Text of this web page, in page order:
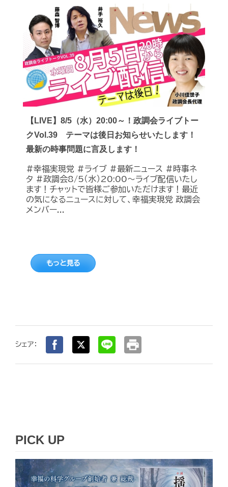
【LIVE】8/5（水）20:00～！政調会ライブトー
クVol.39 テーマは後日お知らせいたします！
最新の時事問題に言及します！
#幸福実現党 #ライブ #最新ニュース #時事ネ
タ #政調会8/5（水）20:00～ライブ配信いたし
ます！チャットで皆様ご参加いただけます！最近
の気になるニュースに対して、幸福実現党 政調会
メンバー...
もっと見る
シェア： print
PICK UP